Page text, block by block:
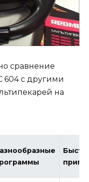
сравнение
604 с другими
на